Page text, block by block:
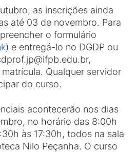
as inscrições ainda
até 03 de novembro. Para
o formulário
) e entregá-lo no DGDP ou
Qualquer servidor
do curso.
acontecerão nos dias
no horário das 8:00h
às 17:30h, todos na sala
Nilo Peçanha. O curso